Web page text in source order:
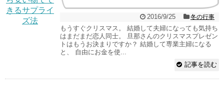
2016/9/25 冬の行事
もうすぐクリスマス。 結婚して夫婦になっても気持ち
はまだまだ恋人同士。 旦那さんのクリスマスプレゼン
トはもうお決まりですか？ 結婚して専業主婦になる
と、 自由にお金を使...
記事を読む